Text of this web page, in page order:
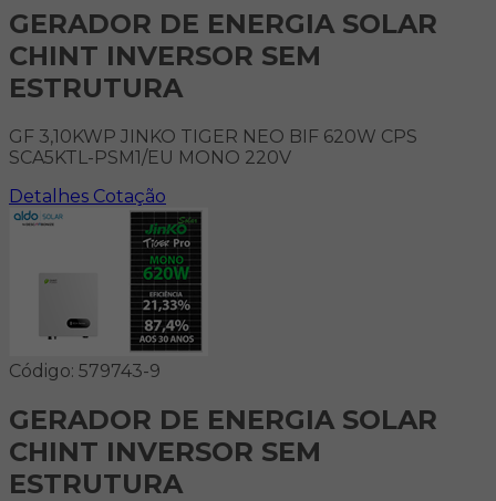
GERADOR DE ENERGIA SOLAR
CHINT INVERSOR SEM
ESTRUTURA
GF 3,10KWP JINKO TIGER NEO BIF 620W CPS
SCA5KTL-PSM1/EU MONO 220V
Detalhes Cotação
Código: 579743-9
GERADOR DE ENERGIA SOLAR
CHINT INVERSOR SEM
ESTRUTURA